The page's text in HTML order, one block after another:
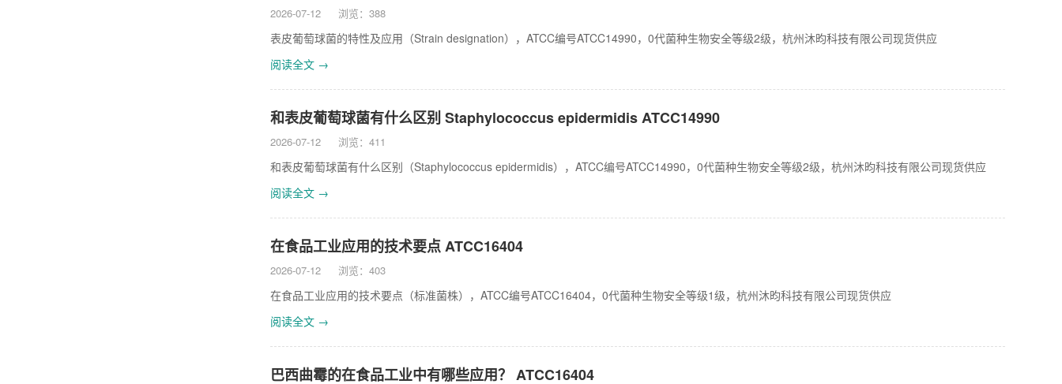
2026-07-12 浏览：388
表皮葡萄球菌的特性及应用（Strain designation），ATCC编号ATCC14990，0代菌种生物安全等级2级，杭州沐昀科技有限公司现货供应
阅读全文 →
和表皮葡萄球菌有什么区别 Staphylococcus epidermidis ATCC14990
2026-07-12 浏览：411
和表皮葡萄球菌有什么区别（Staphylococcus epidermidis），ATCC编号ATCC14990，0代菌种生物安全等级2级，杭州沐昀科技有限公司现货供应
阅读全文 →
在食品工业应用的技术要点 ATCC16404
2026-07-12 浏览：403
在食品工业应用的技术要点（标准菌株），ATCC编号ATCC16404，0代菌种生物安全等级1级，杭州沐昀科技有限公司现货供应
阅读全文 →
巴西曲霉的在食品工业中有哪些应用？ ATCC16404